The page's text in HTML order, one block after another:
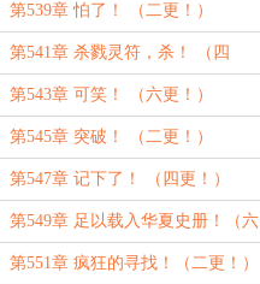
第539章 怕了！ （二更！）
第541章 杀戮灵符，杀！ （四
更！）
第543章 可笑！ （六更！）
第545章 突破！ （二更！）
第547章 记下了！ （四更！）
第549章 足以载入华夏史册！（六
更！）
第551章 疯狂的寻找！（二更！）